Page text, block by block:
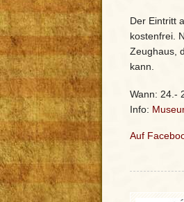
Der Eintritt
kostenfrei.
Zeughaus,
kann.
Wann: 24.-
Info:
Auf